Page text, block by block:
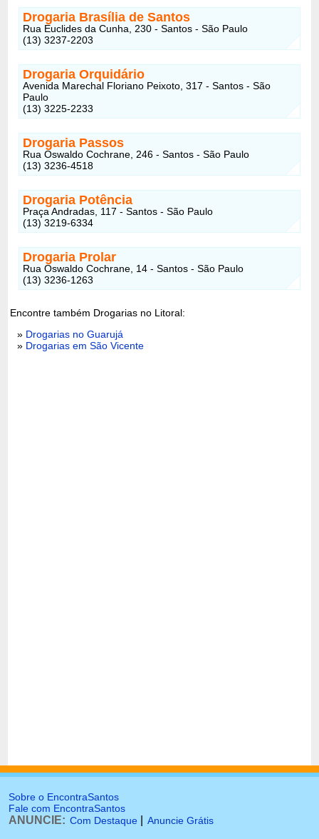
Drogaria Brasília de Santos
Rua Euclides da Cunha, 230 - Santos - São Paulo
(13) 3237-2203
Drogaria Orquidário
Avenida Marechal Floriano Peixoto, 317 - Santos - São
Paulo
(13) 3225-2233
Drogaria Passos
Rua Oswaldo Cochrane, 246 - Santos - São Paulo
(13) 3236-4518
Drogaria Potência
Praça Andradas, 117 - Santos - São Paulo
(13) 3219-6334
Drogaria Prolar
Rua Oswaldo Cochrane, 14 - Santos - São Paulo
(13) 3236-1263
Encontre também Drogarias no Litoral:
» Drogarias no Guarujá
» Drogarias em São Vicente
Sobre o EncontraSantos
Fale com EncontraSantos
ANUNCIE: Com Destaque Anuncie Grátis